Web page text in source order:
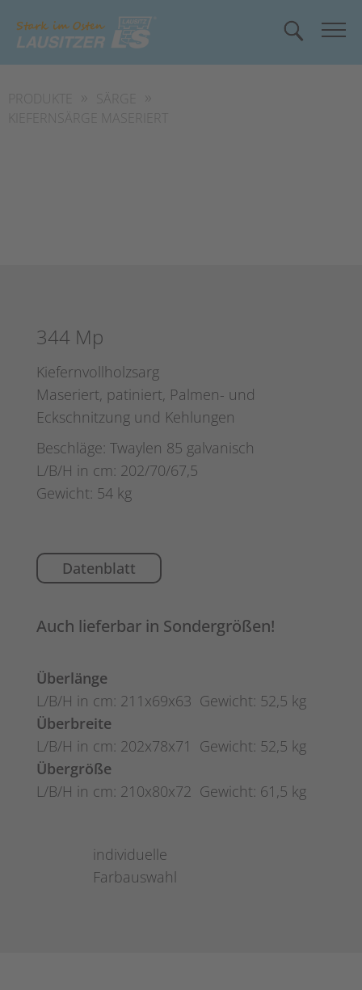
SÄRGE
KIEFERNSÄRGE MASERIERT
344 Mp
Kiefernvollholzsarg
Maseriert, patiniert, Palmen- und
Eckschnitzung und Kehlungen
Beschläge: Twaylen 85 galvanisch
L/B/H in cm: 202/70/67,5
Gewicht: 54 kg
Datenblatt
Auch lieferbar in Sondergrößen!
Überlänge
L/B/H in cm: 211x69x63 Gewicht: 52,5 kg
Überbreite
L/B/H in cm: 202x78x71 Gewicht: 52,5 kg
Übergröße
L/B/H in cm: 210x80x72 Gewicht: 61,5 kg
individuelle
Farbauswahl